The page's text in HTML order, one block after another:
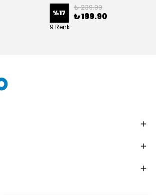
%17
₺ 239.99
₺ 199.90
9 Renk